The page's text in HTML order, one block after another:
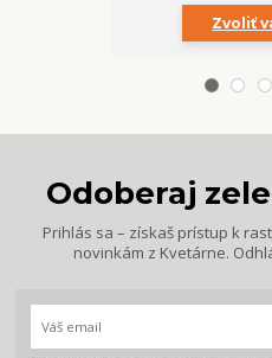
Zvoliť
Odoberaj
Prihlás sa – získaš prístup k
novinkám z Kvetárne.